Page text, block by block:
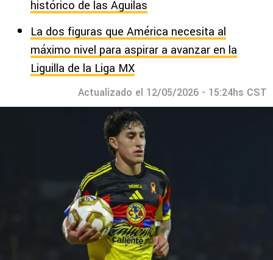
histórico de las Águilas
La dos figuras que América necesita al
máximo nivel para aspirar a avanzar en la
Liguilla de la Liga MX
Actualizado el 12/05/2026 - 15:24hs CST